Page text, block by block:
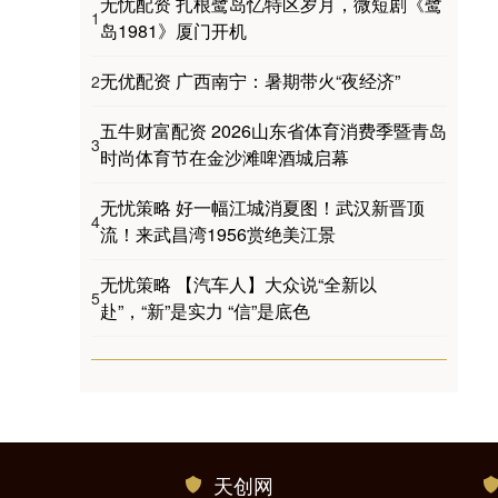
1 岛1981》厦门开机
2无优配资 广西南宁：暑期带火“夜经济”
3
五牛财富配资 2026山东省体育消费季暨青岛
时尚体育节在金沙滩啤酒城启幕
4
无忧策略 好一幅江城消夏图！武汉新晋顶
流！来武昌湾1956赏绝美江景
5
无忧策略 【汽车人】大众说“全新以
赴”，“新”是实力 “信”是底色
天创网